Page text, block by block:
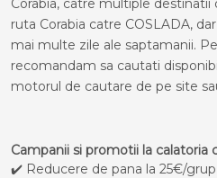
Corabia, catre multiple destinatii
ruta Corabia catre COSLADA,
mai multe zile ale saptamanii.
recomandam sa cautati
motorul de cautare de pe site
Campanii si promotii la calatoria
✔️ Reducere de pana la 25€/